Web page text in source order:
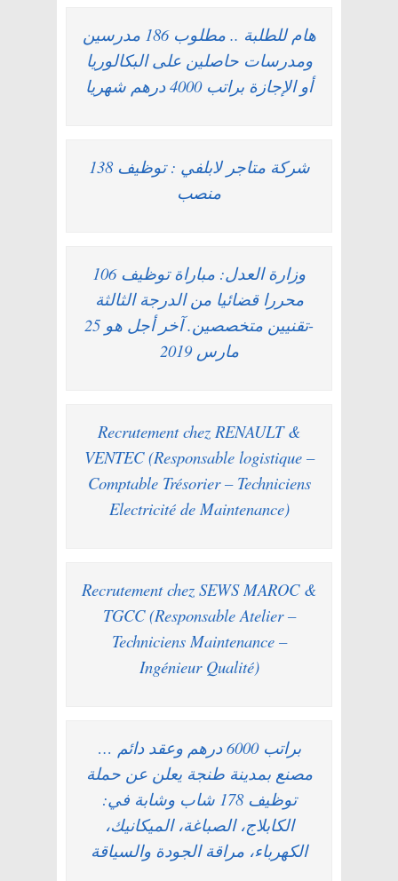
هام للطلبة .. مطلوب 186 مدرسين
ومدرسات حاصلين على البكالوريا
أو الإجازة براتب 4000 درهم شهريا
شركة متاجر لابلفي : توظيف 138
منصب
وزارة العدل: مباراة توظيف 106
محررا قضائيا من الدرجة الثالثة
-تقنيين متخصصين. آخر أجل هو 25
مارس 2019
Recrutement chez RENAULT &
VENTEC (Responsable logistique –
Comptable Trésorier – Techniciens
Electricité de Maintenance)
Recrutement chez SEWS MAROC &
TGCC (Responsable Atelier –
Techniciens Maintenance –
Ingénieur Qualité)
براتب 6000 درهم وعقد دائم …
مصنع بمدينة طنجة يعلن عن حملة
توظيف 178 شاب وشابة في:
الكابلاج، الصباغة، الميكانيك،
الكهرباء، مراقة الجودة والسياقة